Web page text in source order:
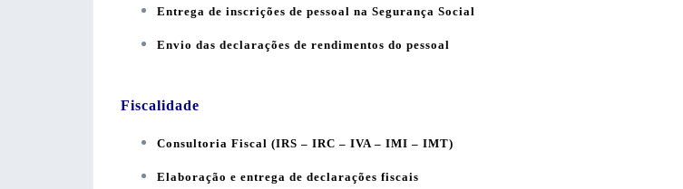
Entrega de inscrições de pessoal na Segurança Social
Envio das declarações de rendimentos do pessoal
Fiscalidade
Consultoria Fiscal (IRS – IRC – IVA – IMI – IMT)
Elaboração e entrega de declarações fiscais